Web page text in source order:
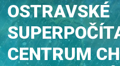
OSTRAVSKÉ
CENTRUM